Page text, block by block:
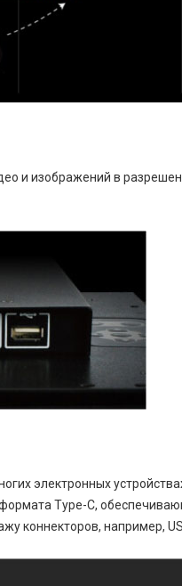
и изображений в
электронных
формата Type-C,
коннекторов, например,